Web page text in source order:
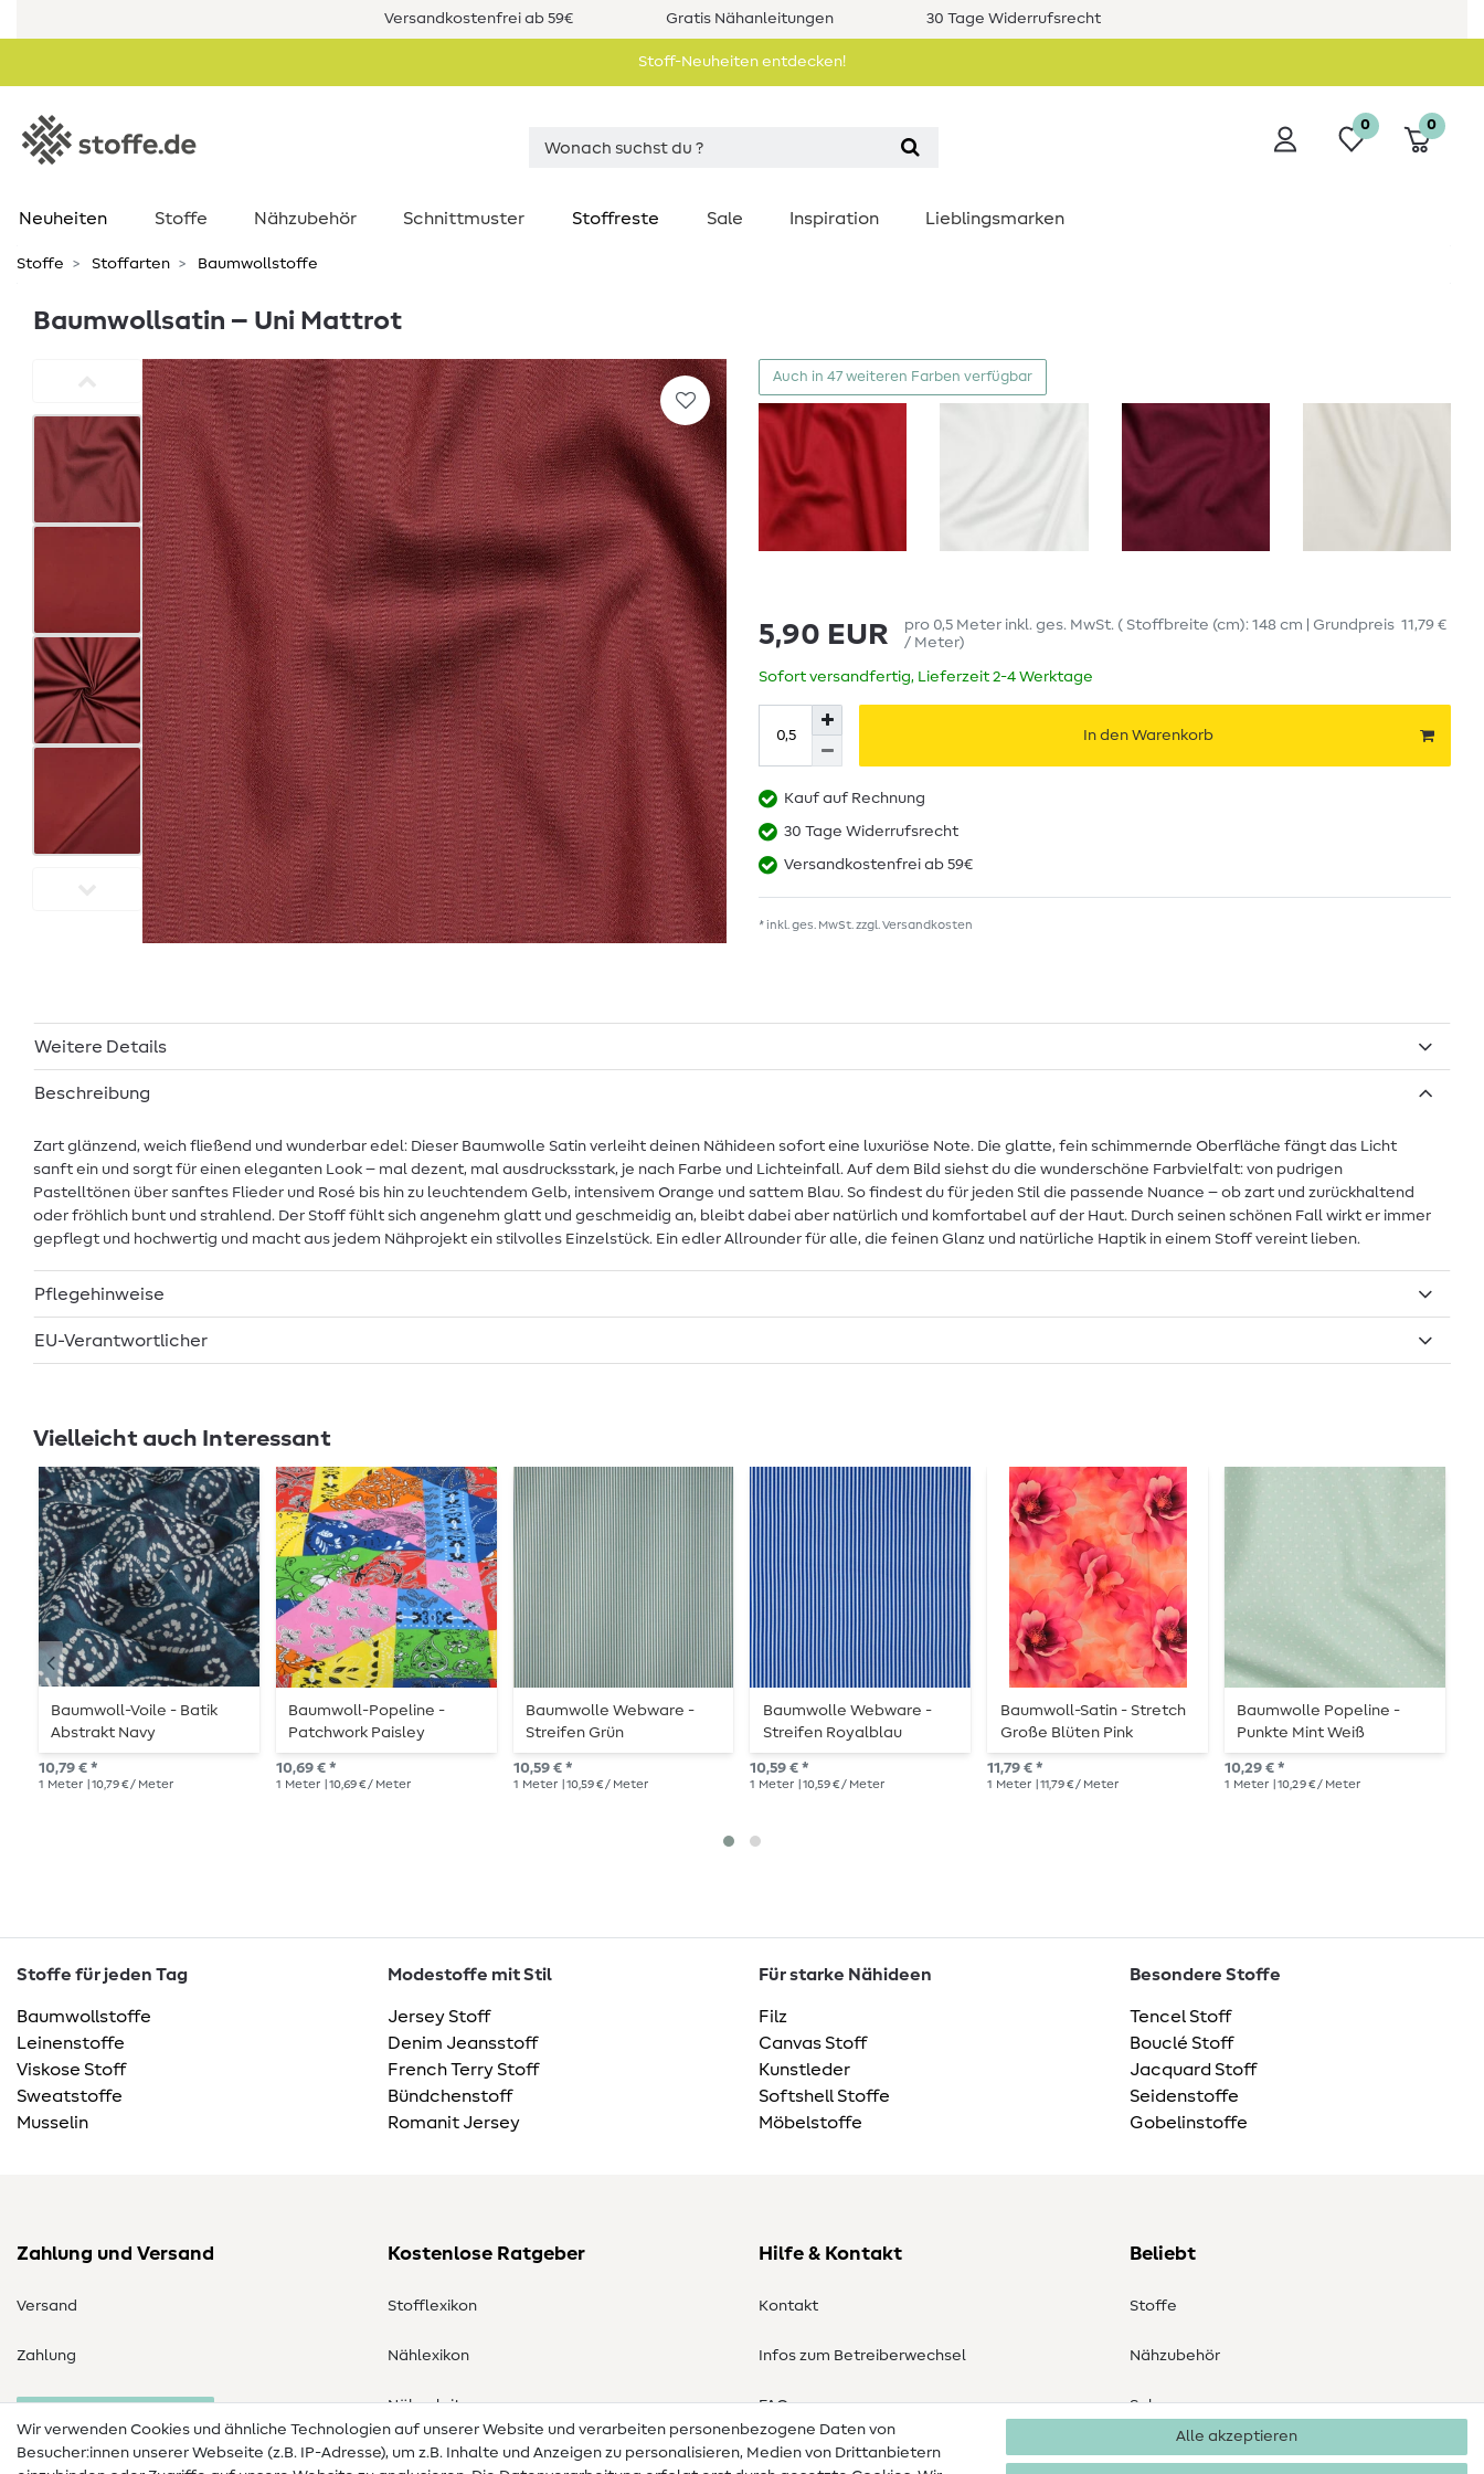
Versandkostenfrei ab 59€ Gratis Nähanleitungen 30 Tage Widerrufsrecht
Stoff-Neuheiten entdecken!
0 0
Neuheiten Stoffe Nähzubehör Schnittmuster Stoffreste Sale Inspiration Lieblingsmarken
Stoffe Stoffarten Baumwollstoffe
Baumwollsatin – Uni Mattrot
Auch in 47 weiteren Farben verfügbar
5,90 EUR pro 0,5 Meter inkl. ges. MwSt. ( Stoffbreite (cm): 148 cm | Grundpreis 11,79 €
/ Meter)
Sofort versandfertig, Lieferzeit 2-4 Werktage
In den Warenkorb
Kauf auf Rechnung
30 Tage Widerrufsrecht
Versandkostenfrei ab 59€
* inkl. ges. MwSt. zzgl.Versandkosten
Weitere Details
Beschreibung
Zart glänzend, weich fließend und wunderbar edel: Dieser Baumwolle Satin verleiht deinen Nähideen sofort eine luxuriöse Note. Die glatte, fein schimmernde Oberfläche fängt das Licht
sanft ein und sorgt für einen eleganten Look – mal dezent, mal ausdrucksstark, je nach Farbe und Lichteinfall. Auf dem Bild siehst du die wunderschöne Farbvielfalt: von pudrigen
Pastelltönen über sanftes Flieder und Rosé bis hin zu leuchtendem Gelb, intensivem Orange und sattem Blau. So findest du für jeden Stil die passende Nuance – ob zart und zurückhaltend
oder fröhlich bunt und strahlend. Der Stoff fühlt sich angenehm glatt und geschmeidig an, bleibt dabei aber natürlich und komfortabel auf der Haut. Durch seinen schönen Fall wirkt er immer
gepflegt und hochwertig und macht aus jedem Nähprojekt ein stilvolles Einzelstück. Ein edler Allrounder für alle, die feinen Glanz und natürliche Haptik in einem Stoff vereint lieben.
Pflegehinweise
EU-Verantwortlicher
Vielleicht auch Interessant
Baumwoll-Voile - Batik
Abstrakt Navy
10,79 € *
1 Meter | 10,79 € / Meter
Baumwoll-Popeline -
Patchwork Paisley
Multicolor
10,69 € *
1 Meter | 10,69 € / Meter
Baumwolle Webware -
Streifen Grün
10,59 € *
1 Meter | 10,59 € / Meter
Baumwolle Webware -
Streifen Royalblau
10,59 € *
1 Meter | 10,59 € / Meter
Baumwoll-Satin - Stretch
Große Blüten Pink
11,79 € *
1 Meter | 11,79 € / Meter
Baumwolle Popeline -
Punkte Mint Weiß
10,29 € *
1 Meter | 10,29 € / Meter
Stoffe für jeden Tag
Baumwollstoffe
Leinenstoffe
Viskose Stoff
Sweatstoffe
Musselin
Modestoffe mit Stil
Jersey Stoff
Denim Jeansstoff
French Terry Stoff
Bündchenstoff
Romanit Jersey
Für starke Nähideen
Filz
Canvas Stoff
Kunstleder
Softshell Stoffe
Möbelstoffe
Besondere Stoffe
Tencel Stoff
Bouclé Stoff
Jacquard Stoff
Seidenstoffe
Gobelinstoffe
Zahlung und Versand
Versand
Zahlung
Kostenlose Ratgeber
Stofflexikon
Nählexikon
Nähanleitungen
Hilfe & Kontakt
Kontakt
Infos zum Betreiberwechsel
FAQ
Widerrufsrecht
Beliebt
Stoffe
Nähzubehör
Sale
Schnittmuster
Wir verwenden Cookies und ähnliche Technologien auf unserer Website und verarbeiten personenbezogene Daten von
Besucher:innen unserer Webseite (z.B. IP-Adresse), um z.B. Inhalte und Anzeigen zu personalisieren, Medien von Drittanbietern
Alle akzeptieren